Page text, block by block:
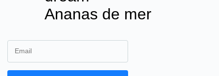
Ananas de mer